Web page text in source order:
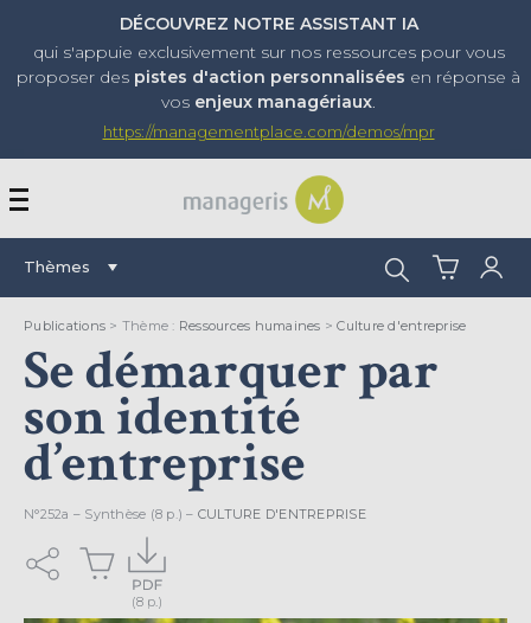
DÉCOUVREZ NOTRE ASSISTANT IA
qui s'appuie exclusivement sur nos ressources pour vous
proposer des pistes d'action personnalisées en réponse à
vos enjeux managériaux.
https://managementplace.com/demos/mpr
AFFICHER OU
Thèmes Rechercher :
Publications > Thème : Ressources humaines >Culture d'entreprise
Se démarquer par
son identité
d’entreprise
N°252a – Synthèse (8 p.) – CULTURE D'ENTREPRISE